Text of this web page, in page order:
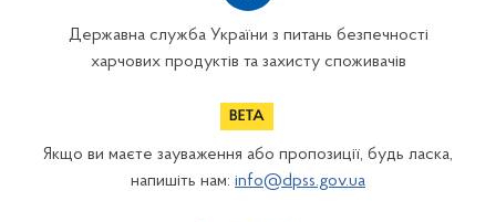
Державна служба України з питань безпечності
харчових продуктів та захисту споживачів
Якщо ви маєте зауваження або пропозиції, будь ласка,
напишіть нам: info@dpss.gov.ua